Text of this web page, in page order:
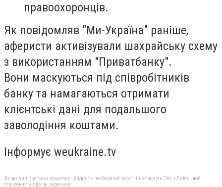
правоохоронців.
Як повідомляв "Ми-Україна" раніше,
аферисти активізували шахрайську схему
з використанням "Приватбанку".
Вони маскуються під співробітників
банку та намагаються отримати
клієнтські дані для подальшого
заволодіння коштами.
Інформує weukraine.tv
Якщо ви помітили помилку, виділіть необхідний текст і натисніть Ctrl + Enter, щоб
повідомити про це редакцію